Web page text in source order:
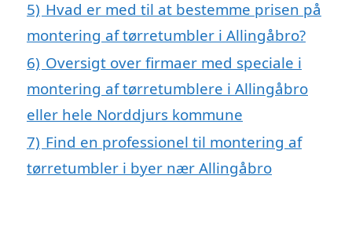
5) Hvad er med til at bestemme prisen på
montering af tørretumbler i Allingåbro?
6) Oversigt over firmaer med speciale i
montering af tørretumblere i Allingåbro
eller hele Norddjurs kommune
7) Find en professionel til montering af
tørretumbler i byer nær Allingåbro